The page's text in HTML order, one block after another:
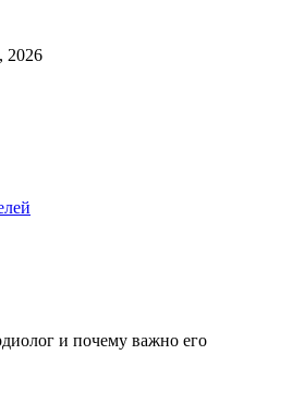
2026
и почему важно его